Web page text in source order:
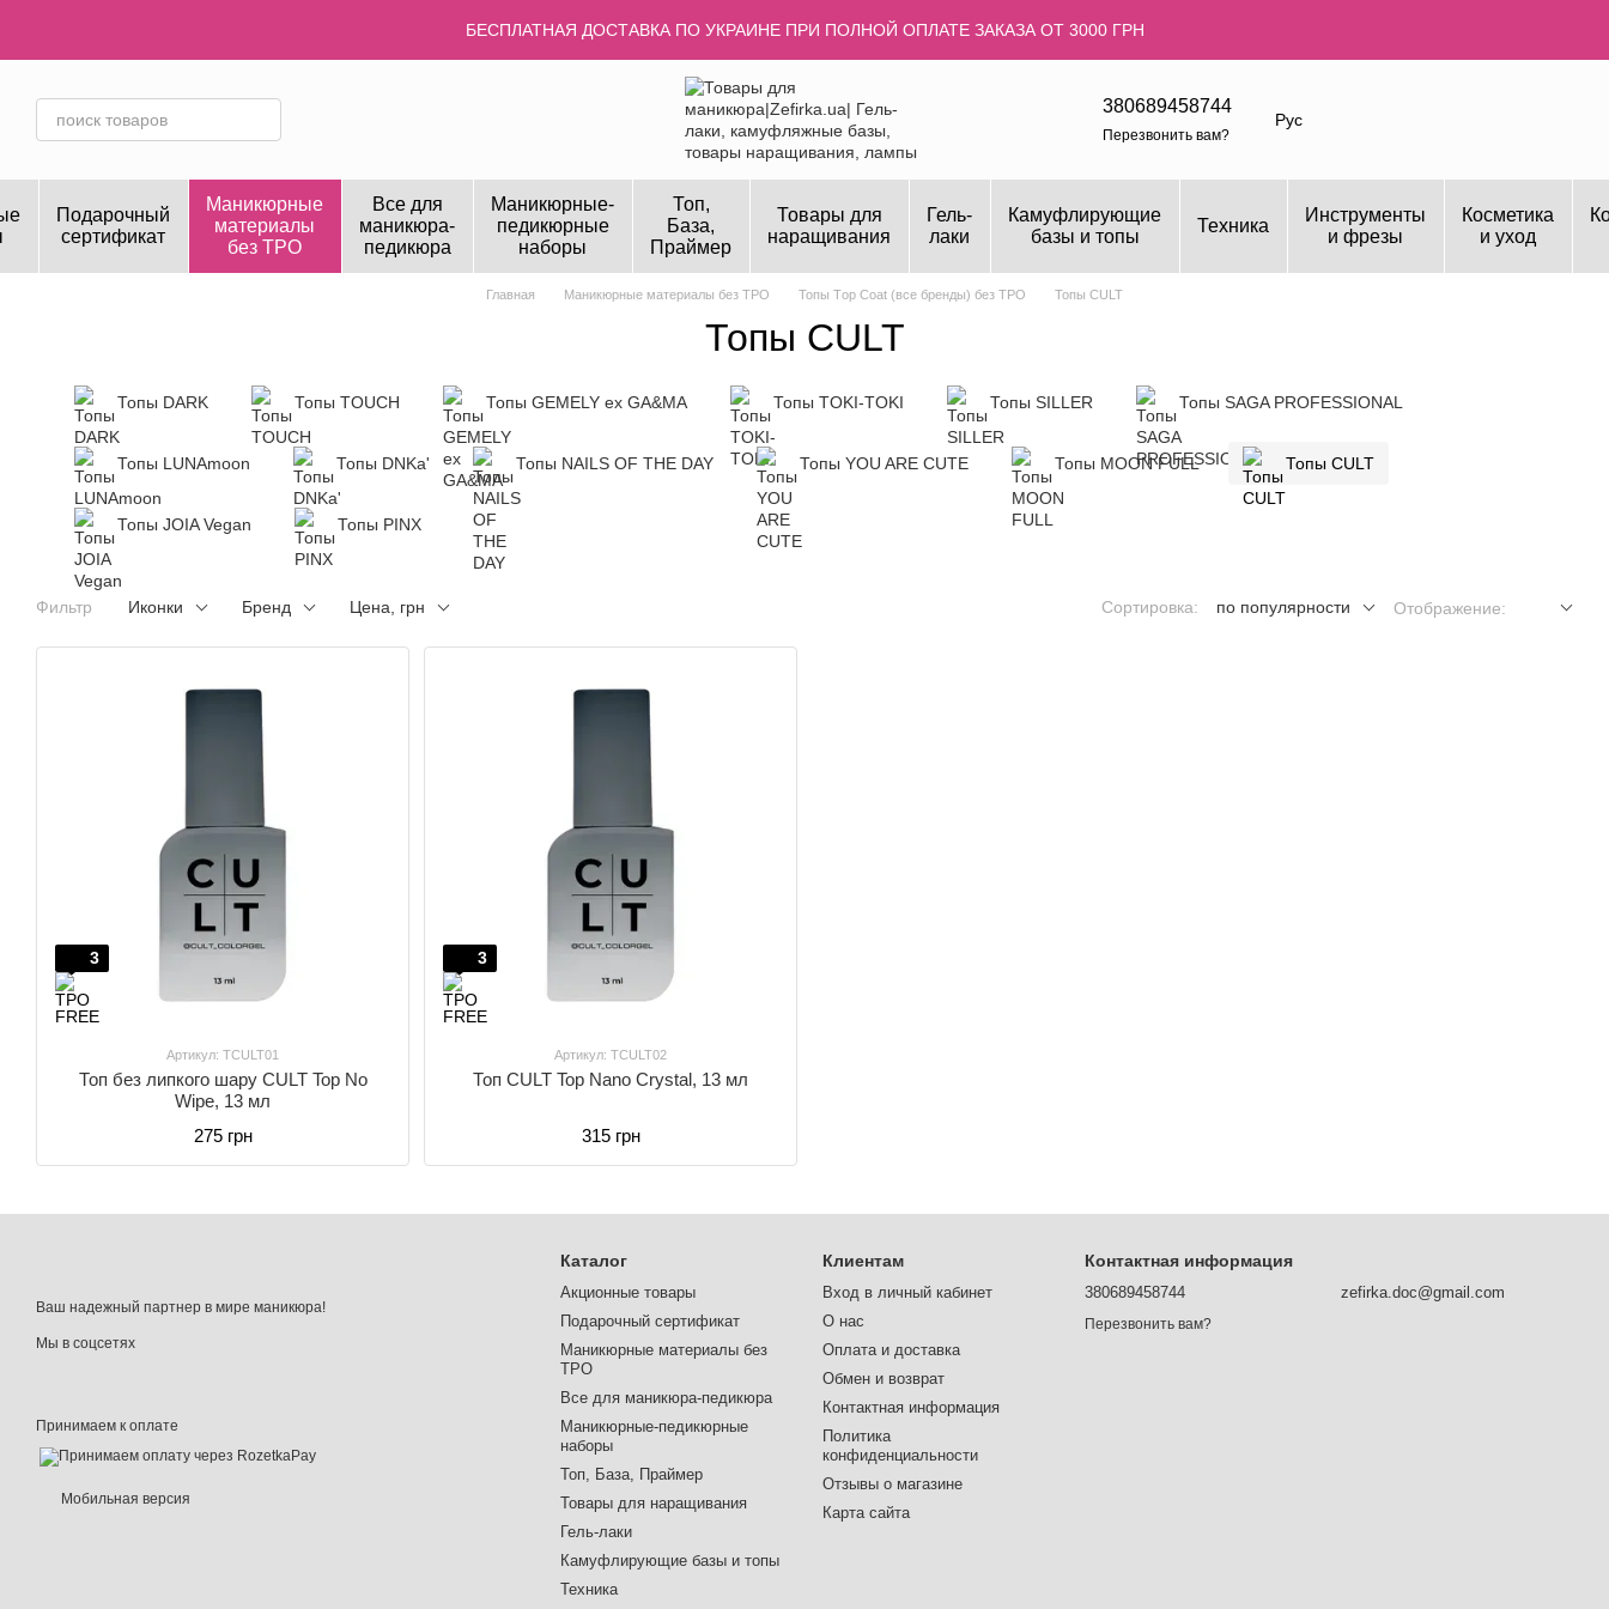
БЕСПЛАТНАЯ ДОСТАВКА ПО УКРАИНЕ ПРИ ПОЛНОЙ ОПЛАТЕ ЗАКАЗА ОТ 3000 ГРН
380689458744
Перезвонить вам?
Рус
Подарочный
сертификат
Маникюрные
материалы
без TPO
Все для
маникюра-
педикюра
Маникюрные-
педикюрные
наборы
Топ,
База,
Праймер
Товары для
наращивания
Гель-
лаки
Камуфлирующие
базы и топы
Техника
Инструменты
и фрезы
Косметика
и уход
Главная Маникюрные материалы без TPO Топы Тop Coat (все бренды) без TPO Топы CULT
Топы CULT
Топы DARK Топы TOUCH Топы GEMELY ex GA&MA Топы TOKI-TOKI Топы SILLER Топы SAGA PROFESSIONAL
Топы LUNAmoon Топы DNKa' Топы NAILS OF THE DAY Топы YOU ARE CUTE Топы MOON FULL Топы CULT
Топы JOIA Vegan Топы PINX
Фильтр Иконки Бренд Цена, грн Сортировка: по популярности Отображение:
3
Артикул: TCULT01
Топ без липкого шару CULT Top No
Wipe, 13 мл
275 грн
3
Артикул: TCULT02
Топ CULT Top Nano Crystal, 13 мл
315 грн
Ваш надежный партнер в мире маникюра!
Мы в соцсетях
Принимаем к оплате
Мобильная версия
Каталог
Акционные товары
Подарочный сертификат
Маникюрные материалы без
TPO
Все для маникюра-педикюра
Маникюрные-педикюрные
наборы
Топ, База, Праймер
Товары для наращивания
Гель-лаки
Камуфлирующие базы и топы
Техника
Клиентам
Вход в личный кабинет
О нас
Оплата и доставка
Обмен и возврат
Контактная информация
Политика
конфиденциальности
Отзывы о магазине
Карта сайта
Контактная информация
380689458744
Перезвонить вам?
zefirka.doc@gmail.com